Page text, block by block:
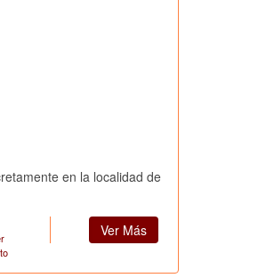
en la localidad de
Ver Más